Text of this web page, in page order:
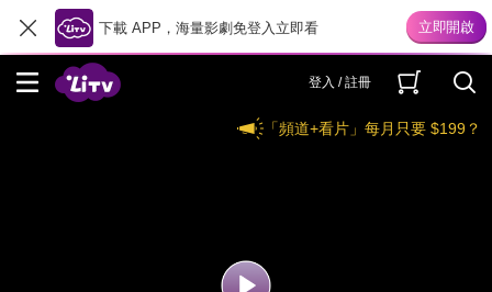
下載 APP，海量影劇免登入立即看
登入 / 註冊
「頻道+看片」每月只要 $199？